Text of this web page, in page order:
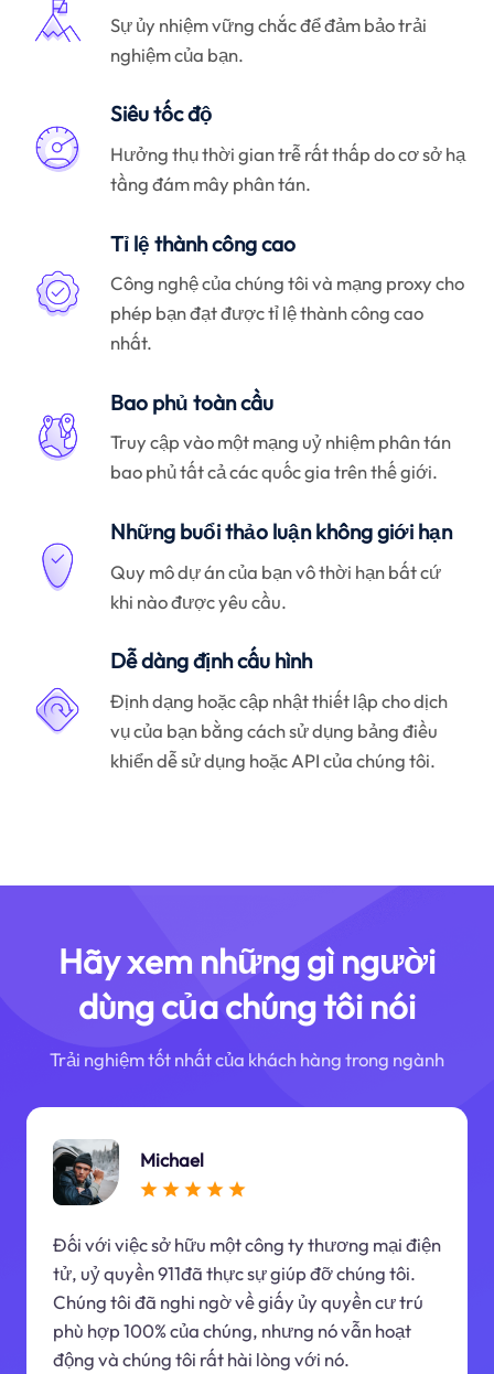
Sự ủy nhiệm vững chắc để đảm bảo trải
nghiệm của bạn.
Siêu tốc độ
Hưởng thụ thời gian trễ rất thấp do cơ sở hạ
tầng đám mây phân tán.
Tỉ lệ thành công cao
Công nghệ của chúng tôi và mạng proxy cho
phép bạn đạt được tỉ lệ thành công cao
nhất.
Bao phủ toàn cầu
Truy cập vào một mạng uỷ nhiệm phân tán
bao phủ tất cả các quốc gia trên thế giới.
Những buổi thảo luận không giới hạn
Quy mô dự án của bạn vô thời hạn bất cứ
khi nào được yêu cầu.
Dễ dàng định cấu hình
Định dạng hoặc cập nhật thiết lập cho dịch
vụ của bạn bằng cách sử dụng bảng điều
khiển dễ sử dụng hoặc API của chúng tôi.
Hãy xem những gì người
dùng của chúng tôi nói
Trải nghiệm tốt nhất của khách hàng trong ngành
Michael
Đối với việc sở hữu một công ty thương mại điện
tử, uỷ quyền 911đã thực sự giúp đỡ chúng tôi.
Chúng tôi đã nghi ngờ về giấy ủy quyền cư trú
phù hợp 100% của chúng, nhưng nó vẫn hoạt
động và chúng tôi rất hài lòng với nó.